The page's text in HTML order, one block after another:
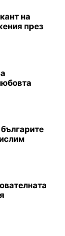
на
през